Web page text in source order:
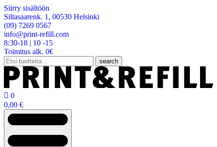
Siirry sisältöön
Siltasaarenk. 1, 00530 Helsinki
(09) 7269 0567
info@print-refill.com
8:30-18 | 10 -15
Toimitus alk. 0€
Etsi:
search
 0
0,00 €